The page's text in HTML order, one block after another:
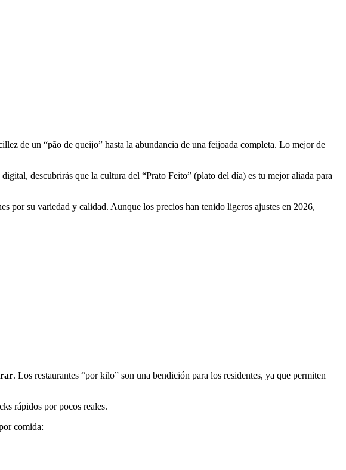
de un “pão de queijo” hasta la abundancia de una feijoada completa. Lo mejor de
descubrirás que la cultura del “Prato Feito” (plato del día) es tu mejor aliada para
por su variedad y calidad. Aunque los precios han tenido ligeros ajustes en 2026,
. Los restaurantes “por kilo” son una bendición para los residentes, ya que permiten
rápidos por pocos reales.
comida: